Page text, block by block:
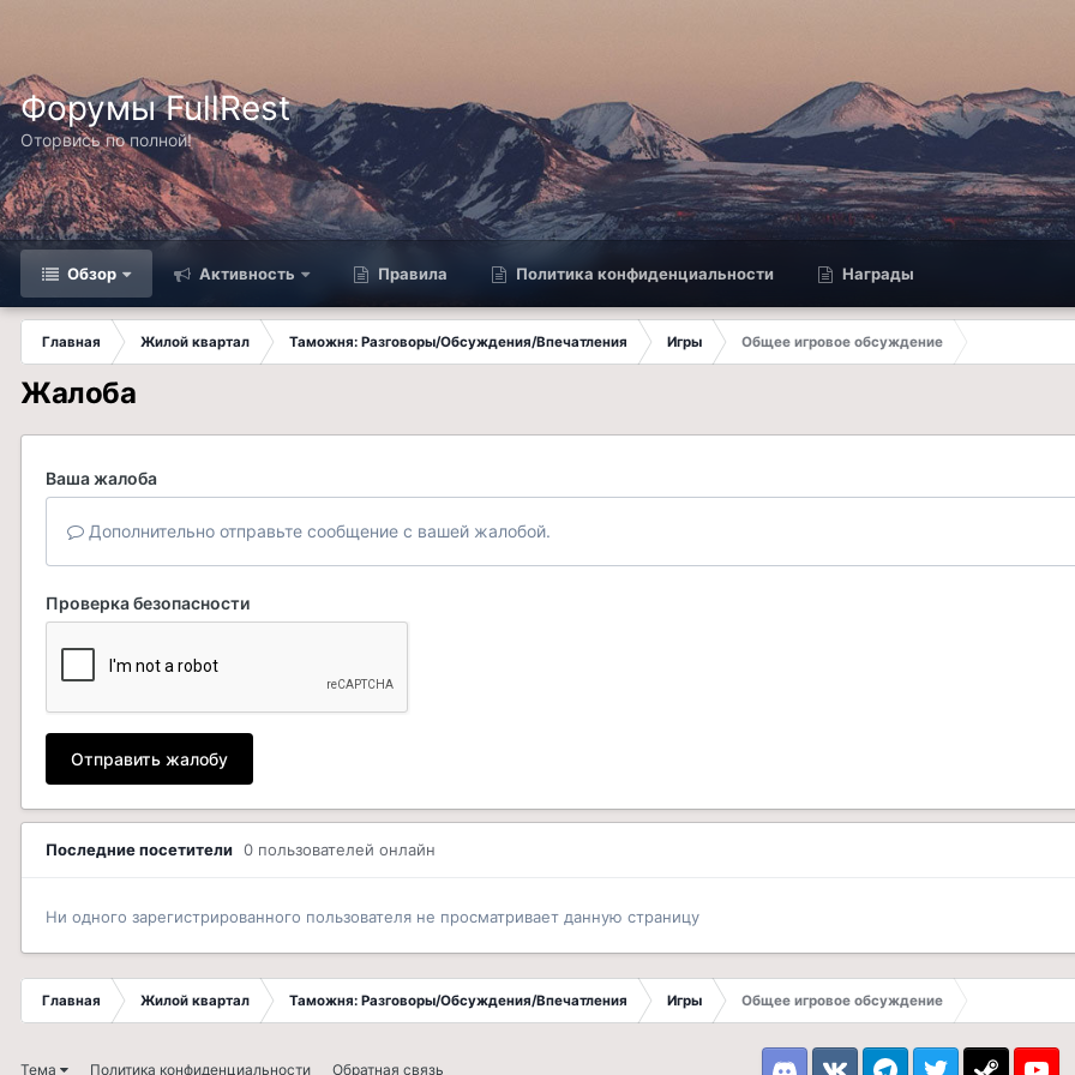
Форумы FullRest
Оторвись по полной!
Обзор Активность Правила Политика конфиденциальности Награды
Главная Жилой квартал Таможня: Разговоры/Обсуждения/Впечатления Игры
Общее игровое обсуждение
Жалоба
Ваша жалоба
Дополнительно отправьте сообщение с вашей жалобой.
Проверка безопасности
Отправить жалобу
Последние посетители 0 пользователей онлайн
Ни одного зарегистрированного пользователя не просматривает данную страницу
Главная Жилой квартал Таможня: Разговоры/Обсуждения/Впечатления Игры Общее игровое обсуждение
Тема Политика конфиденциальности Обратная связь